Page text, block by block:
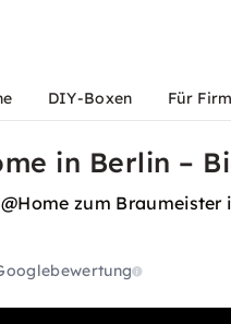
DIY-Boxen Für
in Berlin –
zum